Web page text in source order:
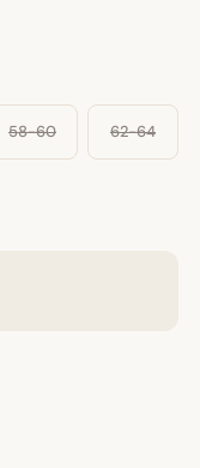
58-60 62-64